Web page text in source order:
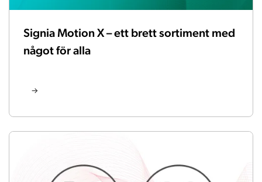
Signia Motion X – ett brett sortiment med
något för alla